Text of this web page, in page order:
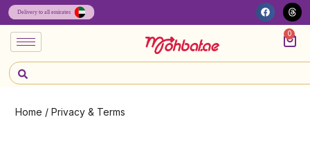
0
Home / Privacy & Terms